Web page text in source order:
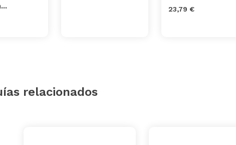
23,79 €
relacionados